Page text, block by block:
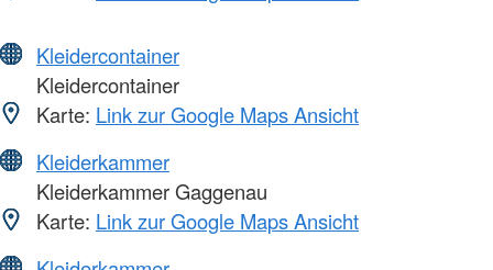
Kleidercontainer
Kleidercontainer
Karte: Link zur Google Maps Ansicht
Kleiderkammer
Kleiderkammer Gaggenau
Karte: Link zur Google Maps Ansicht